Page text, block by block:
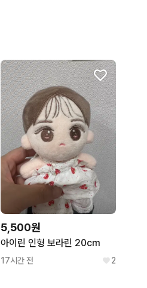
5,500원
아이린 인형 보라린 20cm
17시간 전 2